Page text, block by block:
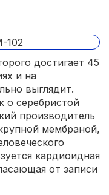
достигает 45
и на
выглядит.
о серебристой
производитель
мембраной,
кардиоидная
от записи